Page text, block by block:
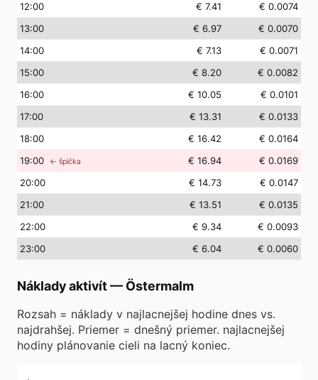
12:00 € 7.41
€ 0.0074
13:00 € 6.97
€ 0.0070
14:00 € 7.13
€ 0.0071
15:00 € 8.20
€ 0.0082
16:00 € 10.05
€ 0.0101
17:00 € 13.31
€ 0.0133
18:00 € 16.42
€ 0.0164
19:00 ← špička € 16.94
€ 0.0169
20:00 € 14.73
€ 0.0147
21:00 € 13.51
€ 0.0135
22:00 € 9.34
€ 0.0093
23:00 € 6.04 € 0.0060
Náklady aktivít— Östermalm
Rozsah = náklady v najlacnejšej hodine dnes vs.
najdrahšej. Priemer = dnešný priemer. najlacnejšej
hodiny plánovanie cieli na lacný koniec.